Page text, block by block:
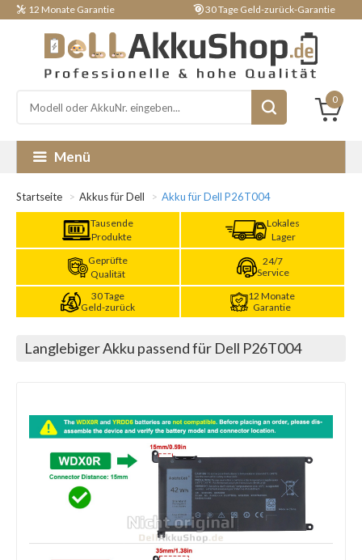
12 Monate Garantie 30 Tage Geld-zurück-Garantie
0
Menü
Startseite Akkus für Dell Akku für Dell P26T004
Tausende
Produkte
Lokales
Lager
Geprüfte
Qualität
24/7
Service
30 Tage
Geld-zurück
12 Monate
Garantie
Langlebiger Akku passend für Dell P26T004